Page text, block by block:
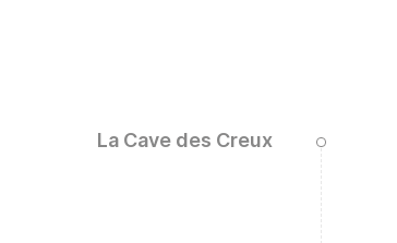
La Cave des Creux